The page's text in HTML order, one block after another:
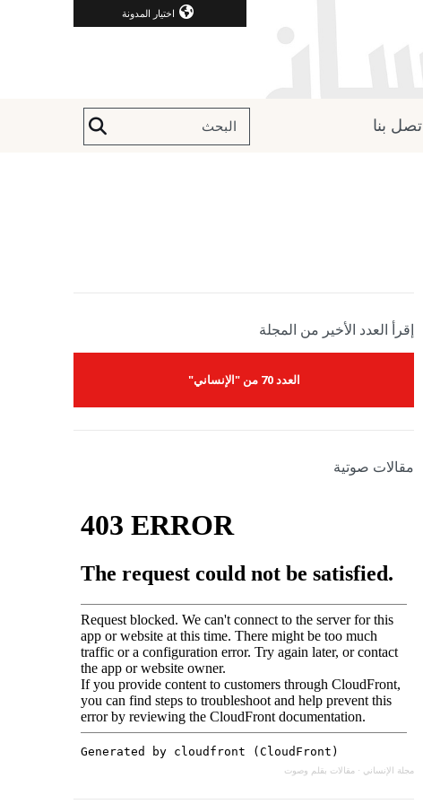
اختيار المدونة
اتصل بنا
إقرأ العدد الأخير من المجلة
العدد 70 من "الإنساني"
مقالات صوتية
مجلة الإنساني · مقالات بقلم وصوت